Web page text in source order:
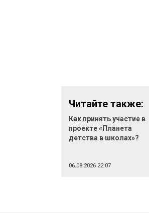
Читайте также:
Как принять участие в
проекте «Планета
детства в школах»?
06.08.2026 22:07